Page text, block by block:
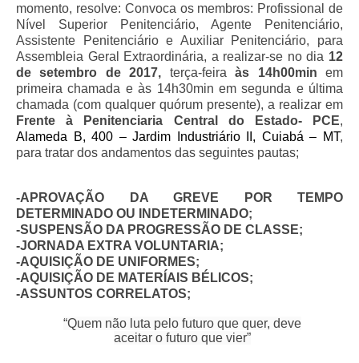
Artigos
Esportes
Nota de Falecimento
Notícias
Pautas Nacionais
Fale Conosco
Permutas Disponíveis
Área do Filiado
Regimento interno do Sindsppen
momento, resolve: Convoca os membros: Profissional de
Nível Superior Penitenciário, Agente Penitenciário,
Assistente Penitenciário e Auxiliar Penitenciário, para
Assembleia Geral Extraordinária, a realizar-se no dia 12
de setembro de 2017, terça-feiraàs 14h00min em
primeira chamada e às 14h30min em segunda e última
chamada (com qualquer quórum presente), a realizar em
Frente à Penitenciaria Central do Estado- PCE,
Alameda B, 400 – Jardim Industriário II, Cuiabá – MT,
para tratar dos andamentos das seguintes pautas;
-APROVAÇÃO DA GREVE POR TEMPO
DETERMINADO OU INDETERMINADO;
-SUSPENSÃO DA PROGRESSÃO DE CLASSE;
-JORNADA EXTRA VOLUNTARIA;
-AQUISIÇÃO DE UNIFORMES;
-AQUISIÇÃO DE MATERÍAIS BÉLICOS;
-ASSUNTOS CORRELATOS;
“Quem não luta pelo futuro que quer, deve
aceitar o futuro que vier”